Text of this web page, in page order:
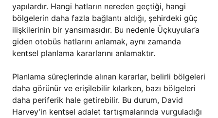
yapılardır. Hangi hatların nereden geçtiği, hangi
bölgelerin daha fazla bağlantı aldığı, şehirdeki güç
ilişkilerinin bir yansımasıdır. Bu nedenle Üçkuyular’a
giden otobüs hatlarını anlamak, aynı zamanda
kentsel planlama kararlarını anlamaktır.
Planlama süreçlerinde alınan kararlar, belirli bölgeleri
daha görünür ve erişilebilir kılarken, bazı bölgeleri
daha periferik hale getirebilir. Bu durum, David
Harvey’in kentsel adalet tartışmalarında vurguladığı